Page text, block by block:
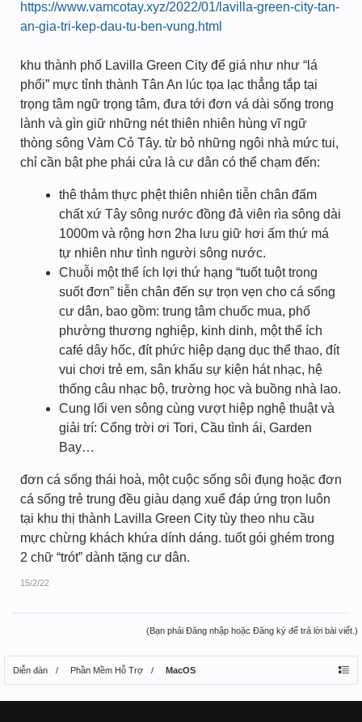
https://www.vamcotay.xyz/2022/01/lavilla-green-city-tan-
an-gia-tri-kep-dau-tu-ben-vung.html
khu thành phố Lavilla Green City để giá như như “lá
phổi” mực tỉnh thành Tân An lúc tọa lạc thẳng tắp tại
trọng tâm ngữ trọng tâm, đưa tới đơn vá dài sống trong
lành và gìn giữ những nét thiên nhiên hùng vĩ ngữ
thòng sông Vàm Cỏ Tây. từ bỏ những ngôi nhà mức tui,
chỉ cần bật phe phái cửa là cư dân có thể chạm đến:
thê thảm thực phệt thiên nhiên tiễn chân đấm
chất xứ Tây sông nước đồng đả viên rìa sông dài
1000m và rộng hơn 2ha lưu giữ hơi ấm thứ má
tự nhiên như tình người sông nước.
Chuỗi một thể ích lợi thứ hạng “tuốt tuột trong
suốt đơn” tiễn chân đến sự trọn vẹn cho cá sống
cư dân, bao gồm: trung tâm chuốc mua, phố
phường thương nghiệp, kinh dinh, một thể ích
café dây hốc, đít phức hiệp dạng dục thể thao, đít
vui chơi trẻ em, sân khấu sự kiện hát nhạc, hệ
thống câu nhạc bộ, trường học và buồng nhà lao.
Cung lối ven sông cùng vượt hiệp nghệ thuật và
giải trí: Cổng trời ơi Tori, Cầu tình ái, Garden
Bay…
đơn cá sống thái hoà, một cuộc sống sôi đụng hoặc đơn
cá sống trẻ trung đều giàu dạng xuể đáp ứng trọn luôn
tại khu thị thành Lavilla Green City tùy theo nhu cầu
mực chừng khách khứa dính dáng. tuốt gói ghém trong
2 chữ “trót” dành tặng cư dân.
15/2/22
(Bạn phải Đăng nhập hoặc Đăng ký để trả lời bài viết.)
Diễn đàn Phần Mềm Hỗ Trợ MacOS